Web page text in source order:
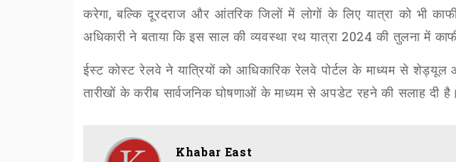
करेगा,बल्कि दूरदराज और आंतरिक जिलों में लोगों के लिए यात्रा को भी
अधिकारी ने बताया कि इस साल की व्यवस्था रथ यात्रा 2024 की तुलना में
ईस्ट कोस्ट रेलवे ने यात्रियों को आधिकारिक रेलवे पोर्टल के माध्यम से
तारीखों के करीब सार्वजनिक घोषणाओं के माध्यम से अपडेट रहने की सलाह दी है।
Khabar East